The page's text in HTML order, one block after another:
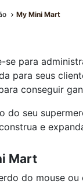
My Mini Mart
se para
para seus
conseguir
do seu
e
Mart
do mouse